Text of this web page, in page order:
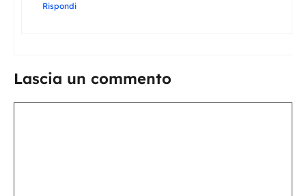
Rispondi
Lascia un commento